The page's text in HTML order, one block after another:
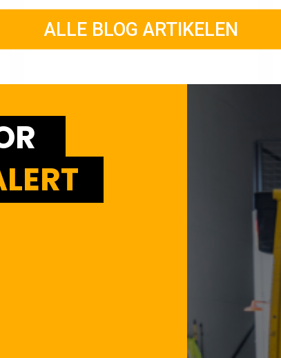
ALLE BLOG ARTIKELEN